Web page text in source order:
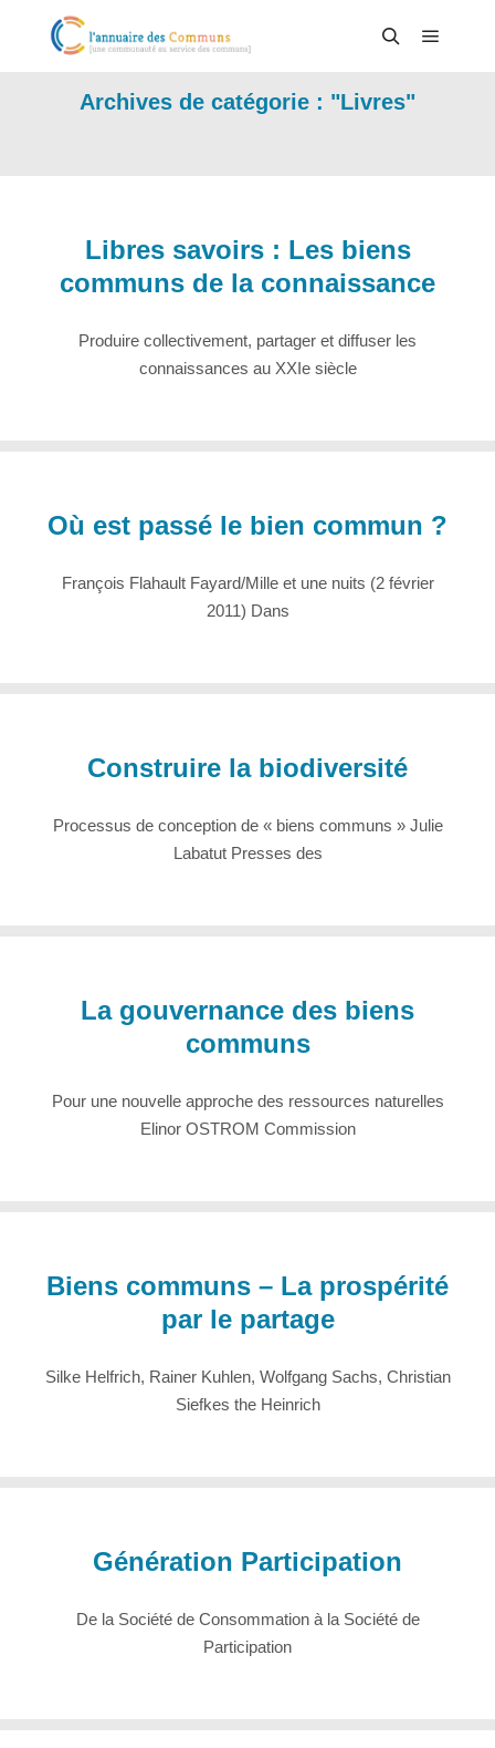
Archives de catégorie : "Livres"
Libres savoirs : Les biens
communs de la connaissance
Produire collectivement, partager et diffuser les
connaissances au XXIe siècle
Où est passé le bien commun ?
François Flahault Fayard/Mille et une nuits (2 février
2011) Dans
Construire la biodiversité
Processus de conception de « biens communs » Julie
Labatut Presses des
La gouvernance des biens
communs
Pour une nouvelle approche des ressources naturelles
Elinor OSTROM Commission
Biens communs – La prospérité
par le partage
Silke Helfrich, Rainer Kuhlen, Wolfgang Sachs, Christian
Siefkes the Heinrich
Génération Participation
De la Société de Consommation à la Société de
Participation